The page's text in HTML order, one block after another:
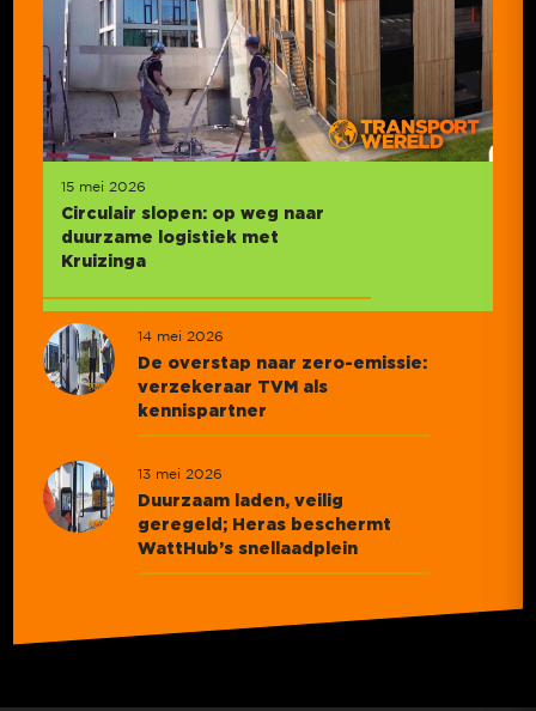
15 mei 2026
Circulair slopen: op weg naar
duurzame logistiek met
Kruizinga
14 mei 2026
De overstap naar zero-emissie:
verzekeraar TVM als
kennispartner
13 mei 2026
Duurzaam laden, veilig
geregeld; Heras beschermt
WattHub’s snellaadplein